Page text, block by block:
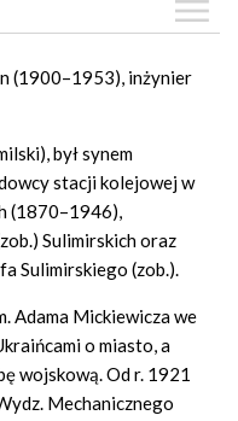
(1900–1953), inżynier
był synem
stacji kolejowej w
(1870–1946),
Sulimirskich oraz
Sulimirskiego (zob.).
Adama Mickiewicza we
o miasto, a
wojskową. Od r. 1921
Mechanicznego